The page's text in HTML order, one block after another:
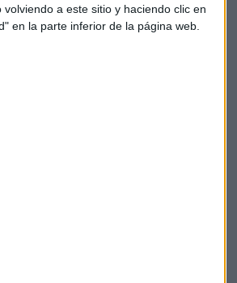
a este sitio y haciendo clic en
en la parte inferior de la página web.
, que ya alcanza su máximo de 6